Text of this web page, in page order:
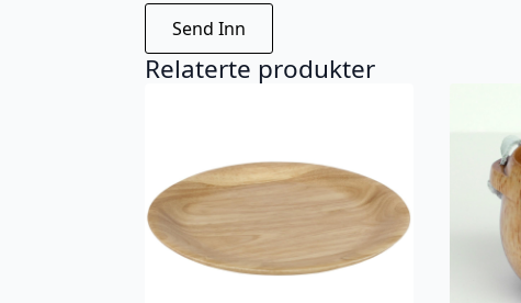
Relaterte produkter